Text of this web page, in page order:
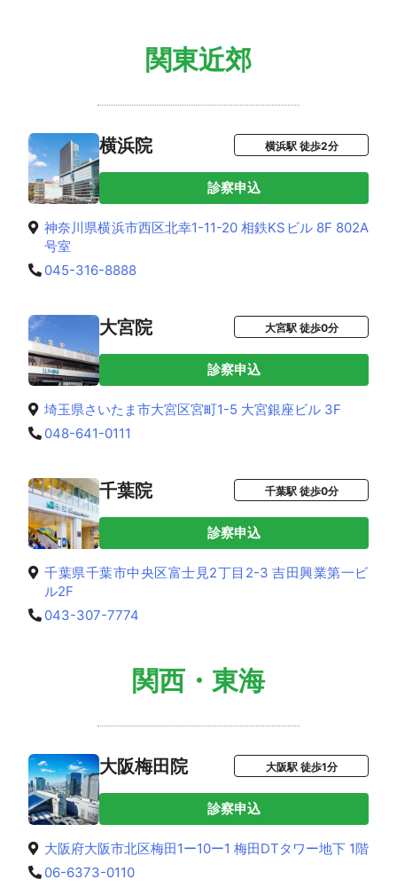
関東近郊
横浜院 横浜駅 徒歩2分
診察申込
神奈川県横浜市西区北幸1-11-20 相鉄KSビル 8F 802A
号室
045-316-8888
大宮院 大宮駅 徒歩0分
診察申込
埼玉県さいたま市大宮区宮町1-5 大宮銀座ビル 3F
048-641-0111
千葉院 千葉駅 徒歩0分
診察申込
千葉県千葉市中央区富士見2丁目2-3 吉田興業第一ビ
ル2F
043-307-7774
関西・東海
大阪梅田院 大阪駅 徒歩1分
診察申込
大阪府大阪市北区梅田1ー10ー1 梅田DTタワー地下 1階
06-6373-0110